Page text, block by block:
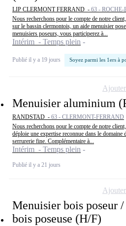
LIP CLERMONT FERRAND - 63 -
Nous recherchons pour le compte de notre
sur le bassin clermontois, un aide menuisier
menuisiers poseurs, vous participerez à...
Intérim - Temps plein
Publié il y a 19 jours Soyez parmi les 1ers à
Menuisier aluminium
RANDSTAD - 63 - CLERMONT-FERRAND
Nous recherchons pour le compte de notre
déploie une expertise reconnue dans le domaine
serrurerie fine. Complémentaire à...
Intérim - Temps plein
Publié il y a 21 jours
Menuisier bois poseur
bois poseuse (H/F)